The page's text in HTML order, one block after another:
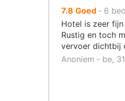
7.8 uit
10
,
Goed ‐ 6
Hotel is zeer
Rustig en toch
vervoer dichtbij
Anoniem ‐ be,